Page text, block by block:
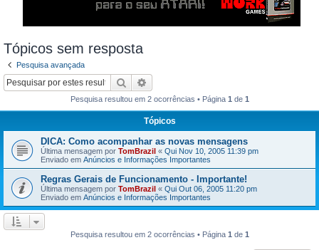
Tópicos sem resposta
Pesquisa avançada
Pesquisar
Pesquisa resultou em 2 ocorrências • Página 1 de 1
Tópicos
DICA: Como acompanhar as novas mensagens
Última mensagem por TomBrazil « Qui Nov 10, 2005 11:39 pm
Enviado em Anúncios e Informações Importantes
Regras Gerais de Funcionamento - Importante!
Última mensagem por TomBrazil « Qui Out 06, 2005 11:20 pm
Enviado em Anúncios e Informações Importantes
Pesquisa resultou em 2 ocorrências • Página 1 de 1